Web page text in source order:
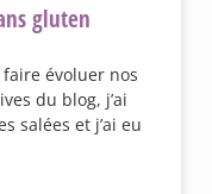
gluten
évoluer nos
du blog, j’ai
salées et j’ai eu